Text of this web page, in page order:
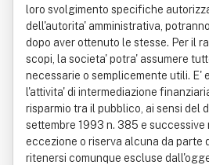
loro svolgimento specifiche
dell'autorita' amministrativa,
dopo aver ottenuto le stesse. Per il
scopi, la societa' potra' assumere
necessarie o semplicemente utili. E'
l'attivita' di intermediazione
risparmio tra il pubblico, ai sensi del
settembre 1993 n. 385 e successive
eccezione o riserva alcuna da parte
ritenersi comunque escluse